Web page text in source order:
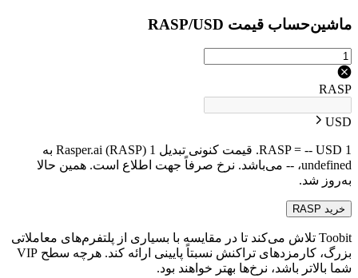
ماشین‌حساب قیمت RASP/USD
RASP
USD
1 RASP = -- USD. قیمت کنونی تبدیل 1 Rasper.ai (RASP) به
undefined، -- می‌باشد. نرخ صرفاً جهت اطلاع است. همین حالا
به‌روز شد.
خرید RASP
Toobit تلاش می‌کند تا در مقایسه با بسیاری از پلتفرم‌های معاملاتی
بزرگ، کارمزدهای تراکنش نسبتاً پایینی ارائه کند. هرچه سطح VIP
شما بالاتر باشد، نرخ‌ها بهتر خواهند بود.